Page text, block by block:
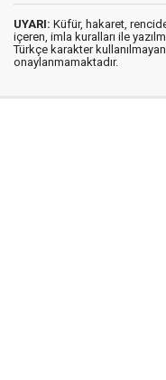
UYARI: Küfür, hakaret,
içeren, imla kuralları ile
Türkçe karakter
onaylanmamaktadır.